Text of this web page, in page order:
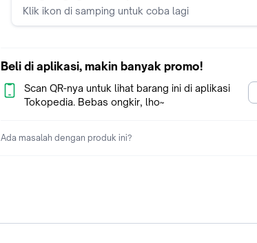
Klik ikon di samping untuk coba lagi
Beli di aplikasi, makin banyak promo!
Scan QR-nya untuk lihat barang ini di aplikasi
Tokopedia. Bebas ongkir, lho~
Ada masalah dengan produk ini?